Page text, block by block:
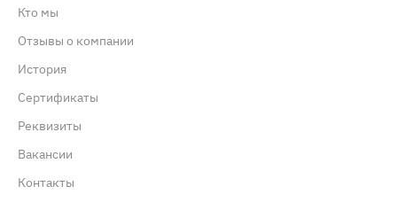
Кто мы
Отзывы о компании
История
Сертификаты
Реквизиты
Вакансии
Контакты